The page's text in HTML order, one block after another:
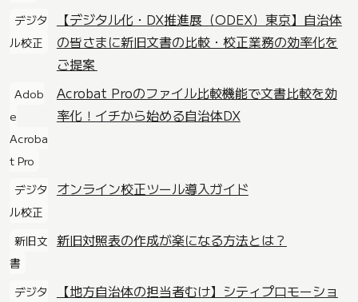
デジタ
ル校正
【デジタル化・DX推進展（ODEX）東京】自治体
の皆さまに新旧文書の比較・校正業務の効率化を
ご提案
Adob
e
Acroba
t Pro
Acrobat Proのファイル比較機能で文書比較を効
率化！イチから始める自治体DX
デジタ
ル校正
オンライン校正ツール導入ガイド
新旧文
書
新旧対照表の作成が楽になる方法とは？
デジタ
【地方自治体の担当者むけ】シティプロモーショ